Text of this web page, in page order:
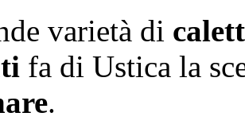
varietà di
fa di Ustica la
.